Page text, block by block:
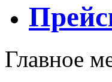
Главное